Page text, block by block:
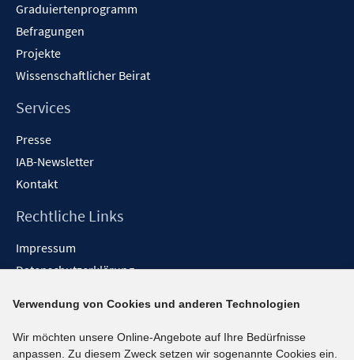
Graduiertenprogramm
Befragungen
Projekte
Wissenschaftlicher Beirat
Services
Presse
IAB-Newsletter
Kontakt
Rechtliche Links
Impressum
Datenschutzerklärung
Barrieren melden
Social-Media-Kanäle
Verwendung von Cookies und anderen Technologien
Wir möchten unsere Online-Angebote auf Ihre Bedürfnisse
anpassen. Zu diesem Zweck setzen wir sogenannte Cookies ein.